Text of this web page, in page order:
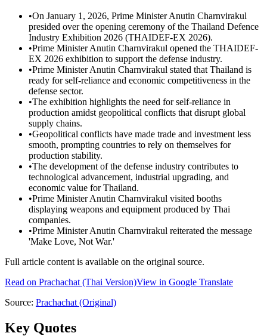
•On January 1, 2026, Prime Minister Anutin Charnvirakul
presided over the opening ceremony of the Thailand Defence
Industry Exhibition 2026 (THAIDEF-EX 2026).
•Prime Minister Anutin Charnvirakul opened the THAIDEF-
EX 2026 exhibition to support the defense industry.
•Prime Minister Anutin Charnvirakul stated that Thailand is
ready for self-reliance and economic competitiveness in the
defense sector.
•The exhibition highlights the need for self-reliance in
production amidst geopolitical conflicts that disrupt global
supply chains.
•Geopolitical conflicts have made trade and investment less
smooth, prompting countries to rely on themselves for
production stability.
•The development of the defense industry contributes to
technological advancement, industrial upgrading, and
economic value for Thailand.
•Prime Minister Anutin Charnvirakul visited booths
displaying weapons and equipment produced by Thai
companies.
•Prime Minister Anutin Charnvirakul reiterated the message
'Make Love, Not War.'
Full article content is available on the original source.
Read on Prachachat (Thai Version)View in Google Translate
Source: Prachachat (Original)
Key Quotes